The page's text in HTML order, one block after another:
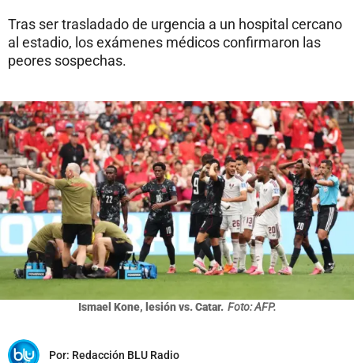
Tras ser trasladado de urgencia a un hospital cercano
al estadio, los exámenes médicos confirmaron las
peores sospechas.
Ismael Kone, lesión vs. Catar. Foto: AFP.
Por: Redacción BLU Radio